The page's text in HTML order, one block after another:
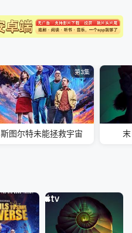
第3集
斯图尔特未能拯救宇宙